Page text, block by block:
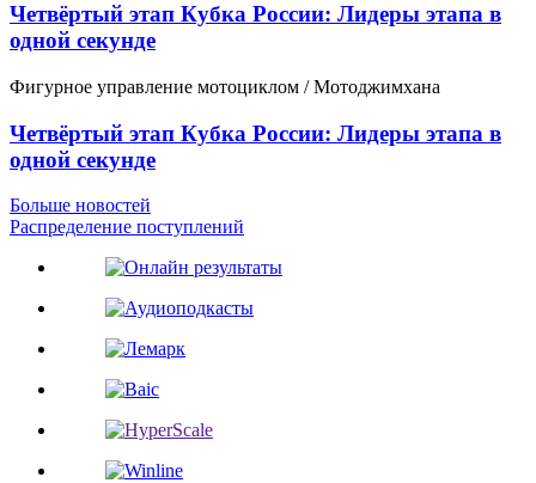
Четвёртый этап Кубка России: Лидеры этапа в
одной секунде
Фигурное управление мотоциклом / Мотоджимхана
Четвёртый этап Кубка России: Лидеры этапа в
одной секунде
Больше новостей
Распределение поступлений